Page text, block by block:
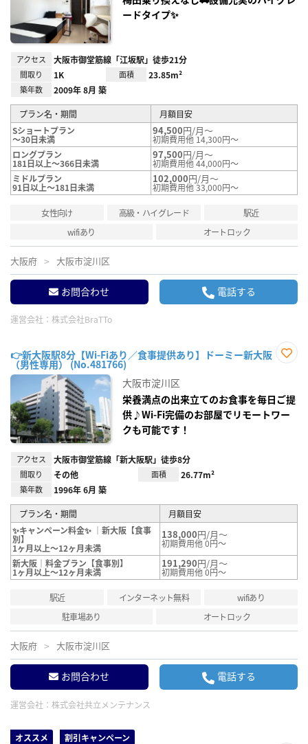
ードタイプ✨
アクセス 大阪市御堂筋線「江坂駅」徒歩21分
間取り 1K 面積 23.85m²
築年数 2009年 8月 築
プラン名・期間
月額目安
Sショートプラン
～30日未満
94,500円/月～
初期費用他 14,300円～
ロングプラン
181日以上～366日未満
97,500円/月～
初期費用他 44,000円～
ミドルプラン
91日以上～181日未満
102,000円/月～
初期費用他 33,000円～
女性向け 高級・ハイグレード
駅近
wifiあり
オートロック
大阪府 大阪市淀川区
お問合わせ 電話する
運営会社： 株式会社BraTTo
👉新大阪駅8分【Wi-Fiあり／食事提供あり】ドーミー新大阪
（男性専用） (No.481766)
録
大阪市淀川区
栄養満点の出来立てのお食事を毎日ご提
供♪Wi-Fi完備のお部屋でリモートワー
クも可能です！
アクセス 大阪市御堂筋線「新大阪駅」徒歩8分
間取り その他 面積 26.77m²
築年数 1996年 6月 築
プラン名・期間
月額目安
✨キャンペーン料金✨ ｜新大阪【食事
別】
1ヶ月以上～12ヶ月未満
138,000円/月～
初期費用他 0円～
新大阪｜料金プラン【食事別】
1ヶ月以上～12ヶ月未満
191,290円/月～
初期費用他 0円～
駅近 インターネット無料
wifiあり
駐車場あり
オートロック
大阪府 大阪市淀川区
お問合わせ 電話する
運営会社： 株式会社共立メンテナンス
オススメ 割引キャンペーン